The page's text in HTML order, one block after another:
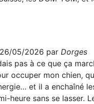
05/2026 par Dorges
pas à ce que ça
occuper mon chien,
et il a enchaîné
heure sans se lasser.